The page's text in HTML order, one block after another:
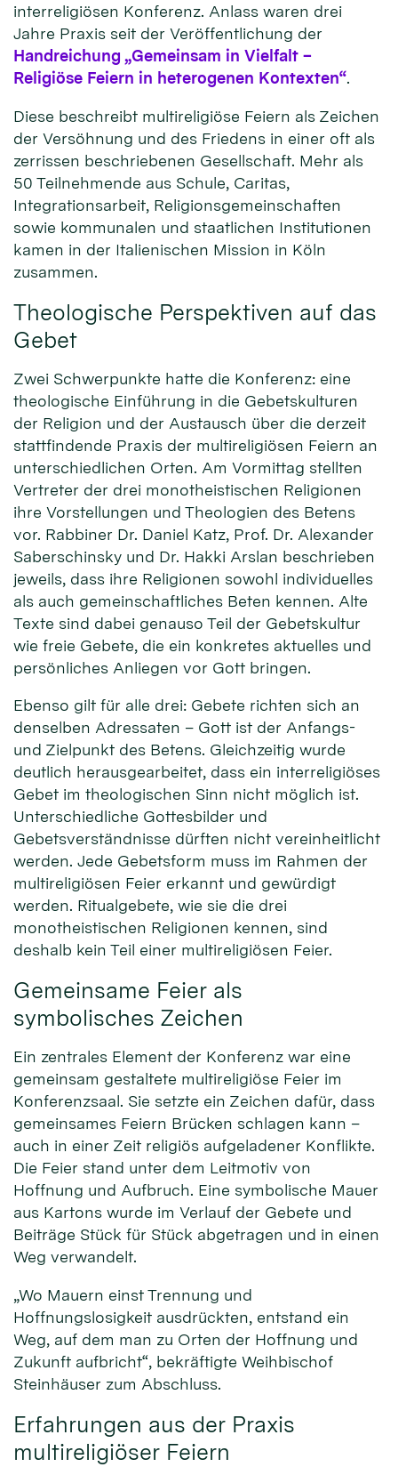
interreligiösen Konferenz. Anlass waren drei
Jahre Praxis seit der Veröffentlichung der
Handreichung „Gemeinsam in Vielfalt –
Religiöse Feiern in heterogenen Kontexten“.
Diese beschreibt multireligiöse Feiern als Zeichen
der Versöhnung und des Friedens in einer oft als
zerrissen beschriebenen Gesellschaft. Mehr als
50 Teilnehmende aus Schule, Caritas,
Integrationsarbeit, Religionsgemeinschaften
sowie kommunalen und staatlichen Institutionen
kamen in der Italienischen Mission in Köln
zusammen.
Theologische Perspektiven auf das
Gebet
Zwei Schwerpunkte hatte die Konferenz: eine
theologische Einführung in die Gebetskulturen
der Religion und der Austausch über die derzeit
stattfindende Praxis der multireligiösen Feiern an
unterschiedlichen Orten. Am Vormittag stellten
Vertreter der drei monotheistischen Religionen
ihre Vorstellungen und Theologien des Betens
vor. Rabbiner Dr. Daniel Katz, Prof. Dr. Alexander
Saberschinsky und Dr. Hakki Arslan beschrieben
jeweils, dass ihre Religionen sowohl individuelles
als auch gemeinschaftliches Beten kennen. Alte
Texte sind dabei genauso Teil der Gebetskultur
wie freie Gebete, die ein konkretes aktuelles und
persönliches Anliegen vor Gott bringen.
Ebenso gilt für alle drei: Gebete richten sich an
denselben Adressaten – Gott ist der Anfangs-
und Zielpunkt des Betens. Gleichzeitig wurde
deutlich herausgearbeitet, dass ein interreligiöses
Gebet im theologischen Sinn nicht möglich ist.
Unterschiedliche Gottesbilder und
Gebetsverständnisse dürften nicht vereinheitlicht
werden. Jede Gebetsform muss im Rahmen der
multireligiösen Feier erkannt und gewürdigt
werden. Ritualgebete, wie sie die drei
monotheistischen Religionen kennen, sind
deshalb kein Teil einer multireligiösen Feier.
Gemeinsame Feier als
symbolisches Zeichen
Ein zentrales Element der Konferenz war eine
gemeinsam gestaltete multireligiöse Feier im
Konferenzsaal. Sie setzte ein Zeichen dafür, dass
gemeinsames Feiern Brücken schlagen kann –
auch in einer Zeit religiös aufgeladener Konflikte.
Die Feier stand unter dem Leitmotiv von
Hoffnung und Aufbruch. Eine symbolische Mauer
aus Kartons wurde im Verlauf der Gebete und
Beiträge Stück für Stück abgetragen und in einen
Weg verwandelt.
„Wo Mauern einst Trennung und
Hoffnungslosigkeit ausdrückten, entstand ein
Weg, auf dem man zu Orten der Hoffnung und
Zukunft aufbricht“, bekräftigte Weihbischof
Steinhäuser zum Abschluss.
Erfahrungen aus der Praxis
multireligiöser Feiern